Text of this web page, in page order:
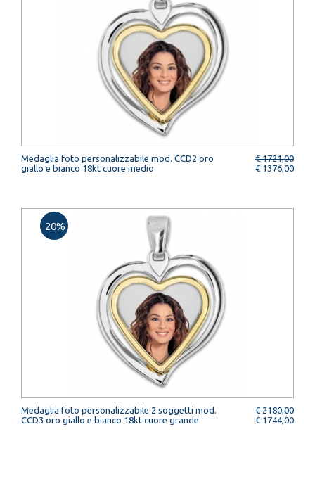
Medaglia foto personalizzabile mod. CCD2 oro
giallo e bianco 18kt cuore medio
€ 1721,00
€ 1376,00
Medaglia foto personalizzabile 2 soggetti mod.
CCD3 oro giallo e bianco 18kt cuore grande
€ 2180,00
€ 1744,00
20%